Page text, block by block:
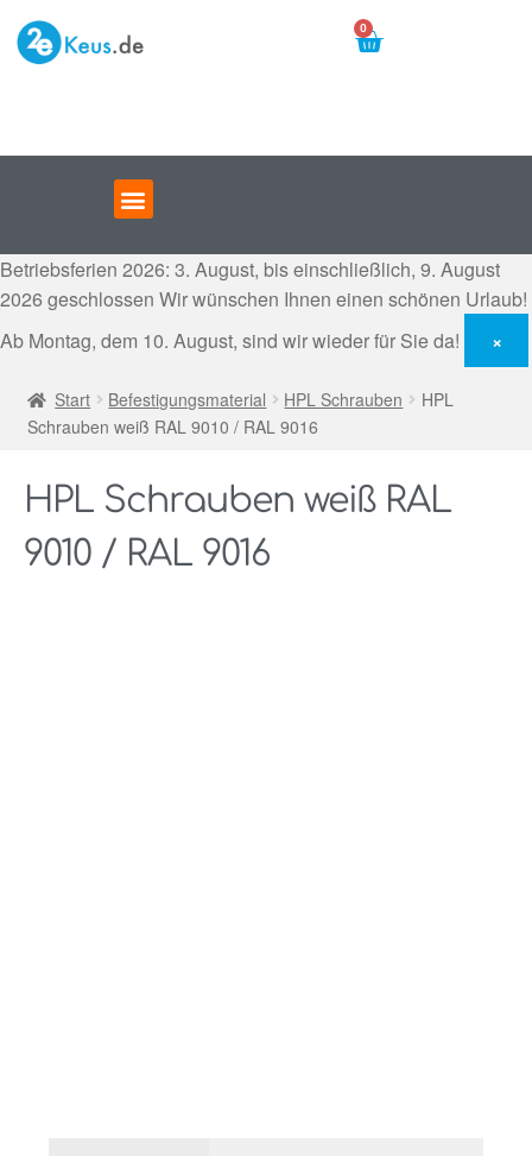
0
Betriebsferien 2026: 3. August, bis einschließlich, 9. August
2026 geschlossen Wir wünschen Ihnen einen schönen Urlaub!
Ab Montag, dem 10. August, sind wir wieder für Sie da!
×
Start Befestigungsmaterial HPL Schrauben
HPL
Schrauben weiß RAL 9010 / RAL 9016
HPL Schrauben weiß RAL
9010 / RAL 9016